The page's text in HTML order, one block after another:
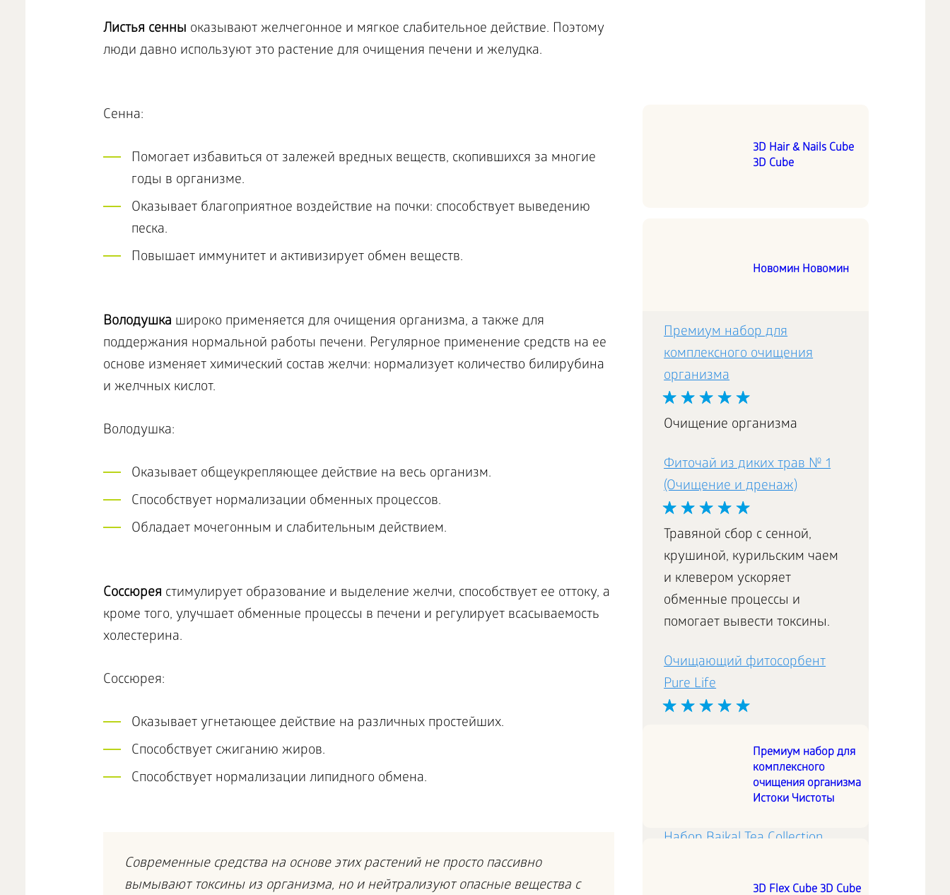
Листья сенны оказывают желчегонное и мягкое слабительное действие. Поэтому
люди давно используют это растение для очищения печени и желудка.
3D Hair & Nails Cube
3D Cube
Новомин Новомин
Сенна:
Помогает избавиться от залежей вредных веществ, скопившихся за многие
годы в организме.
Оказывает благоприятное воздействие на почки: способствует выведению
песка.
Повышает иммунитет и активизирует обмен веществ.
Премиум набор для
комплексного очищения
организма
Очищение организма
Фиточай из диких трав № 1
(Очищение и дренаж)
Травяной сбор с сенной,
крушиной, курильским чаем
и клевером ускоряет
обменные процессы и
помогает вывести токсины.
Очищающий фитосорбент
Pure Life
организма, нормализация
обменных процессов, мягкое
Набор Baikal Tea Collection
Подарите родным и близким
Володушка широко применяется для очищения организма, а также для
поддержания нормальной работы печени. Регулярное применение средств на ее
основе изменяет химический состав желчи: нормализует количество билирубина
и желчных кислот.
Володушка:
Оказывает общеукрепляющее действие на весь организм.
Способствует нормализации обменных процессов.
Обладает мочегонным и слабительным действием.
Соссюрея стимулирует образование и выделение желчи, способствует ее оттоку, а
кроме того, улучшает обменные процессы в печени и регулирует всасываемость
холестерина.
Соссюрея:
Оказывает угнетающее действие на различных простейших.
Способствует сжиганию жиров.
Способствует нормализации липидного обмена.
Современные средства на основе этих растений не просто пассивно
вымывают токсины из организма, но и нейтрализуют опасные вещества с
Премиум набор для
комплексного
очищения организма
Истоки Чистоты
3D Flex Cube 3D Cube